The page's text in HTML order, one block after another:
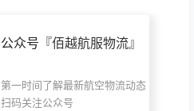
公众号『佰越航服物流』
第一时间了解最新航空物流动态
扫码关注公众号